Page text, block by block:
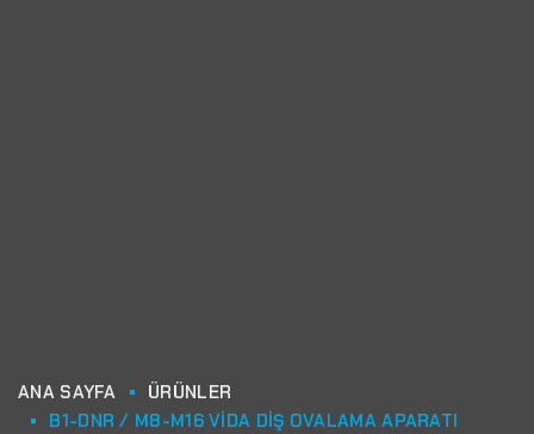
ANA SAYFA
ÜRÜNLER
B1-DNR / M8-M16 VIDA DIŞ OVALAMA APARATI